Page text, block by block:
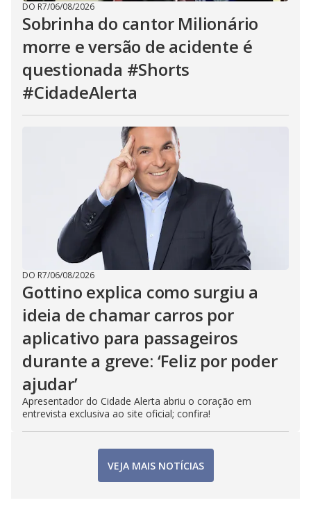
DO R7/06/08/2026
Sobrinha do cantor Milionário
morre e versão de acidente é
questionada #Shorts
#CidadeAlerta
DO R7/06/08/2026
Gottino explica como surgiu a
ideia de chamar carros por
aplicativo para passageiros
durante a greve: ‘Feliz por poder
ajudar’
Apresentador do Cidade Alerta abriu o coração em
entrevista exclusiva ao site oficial; confira!
VEJA MAIS NOTÍCIAS